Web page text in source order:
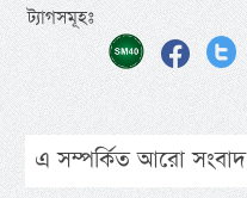
ট্যাগসমূহঃ
এ সম্পর্কিত আরো সংবাদ